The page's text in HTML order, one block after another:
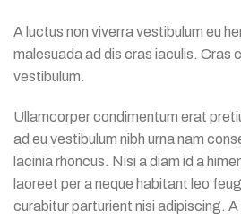
A luctus non viverra vestibulum eu
malesuada ad dis cras iaculis. Cras
vestibulum.
Ullamcorper condimentum erat
ad eu vestibulum nibh urna nam
lacinia rhoncus. Nisi a diam id a
laoreet per a neque habitant leo
curabitur parturient nisi adipiscing.